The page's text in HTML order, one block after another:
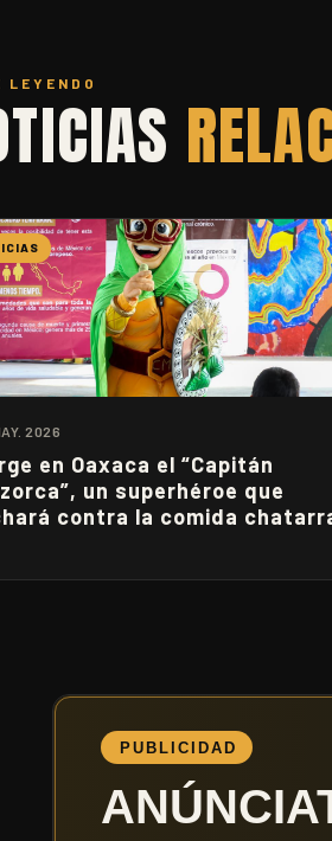
LEYENDO
2026
en Oaxaca el “Capitán
un superhéroe que
contra la comida